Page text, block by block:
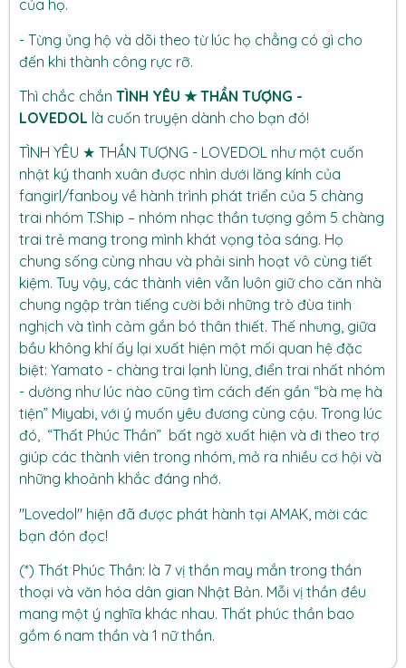
của họ.
- Từng ủng hộ và dõi theo từ lúc họ chẳng có gì cho
đến khi thành công rực rỡ.
Thì chắc chắn TÌNH YÊU ★ THẦN TƯỢNG -
LOVEDOL là cuốn truyện dành cho bạn đó!
TÌNH YÊU ★ THẦN TƯỢNG - LOVEDOL như một cuốn
nhật ký thanh xuân được nhìn dưới lăng kính của
fangirl/fanboy về hành trình phát triển của 5 chàng
trai nhóm T.Ship – nhóm nhạc thần tượng gồm 5 chàng
trai trẻ mang trong mình khát vọng tỏa sáng. Họ
chung sống cùng nhau và phải sinh hoạt vô cùng tiết
kiệm. Tuy vậy, các thành viên vẫn luôn giữ cho căn nhà
chung ngập tràn tiếng cười bởi những trò đùa tinh
nghịch và tình cảm gắn bó thân thiết. Thế nhưng, giữa
bầu không khí ấy lại xuất hiện một mối quan hệ đặc
biệt: Yamato - chàng trai lạnh lùng, điển trai nhất nhóm
- dường như lúc nào cũng tìm cách đến gần “bà mẹ hà
tiện” Miyabi, với ý muốn yêu đương cùng cậu. Trong lúc
đó, “Thất Phúc Thần” bất ngờ xuất hiện và đi theo trợ
giúp các thành viên trong nhóm, mở ra nhiều cơ hội và
những khoảnh khắc đáng nhớ.
"Lovedol" hiện đã được phát hành tại AMAK , mời các
bạn đón đọc!
(*) Thất Phúc Thần: là 7 vị thần may mắn trong thần
thoại và văn hóa dân gian Nhật Bản. Mỗi vị thần đều
mang một ý nghĩa khác nhau. Thất phúc thần bao
gồm 6 nam thần và 1 nữ thần.